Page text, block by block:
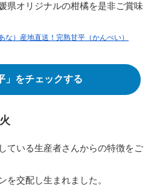
県オリジナルの柑橘を是非ご賞味
な）産地直送！完熟甘平（かんぺい）
」をチェックする
ている生産者さんからの特徴をご
を交配し生まれました。